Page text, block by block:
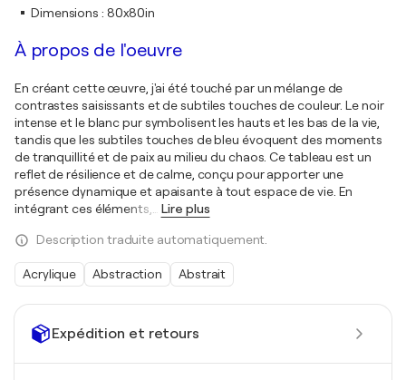
Expédition et retours
Dimensions : 80x80in
À propos de l'oeuvre
En créant cette œuvre, j'ai été touché par un mélange de
contrastes saisissants et de subtiles touches de couleur. Le noir
intense et le blanc pur symbolisent les hauts et les bas de la vie,
tandis que les subtiles touches de bleu évoquent des moments
de tranquillité et de paix au milieu du chaos. Ce tableau est un
reflet de résilience et de calme, conçu pour apporter une
présence dynamique et apaisante à tout espace de vie. En
intégrant ces éléments,… Lire plus
Description traduite automatiquement.
Acrylique Abstraction Abstrait